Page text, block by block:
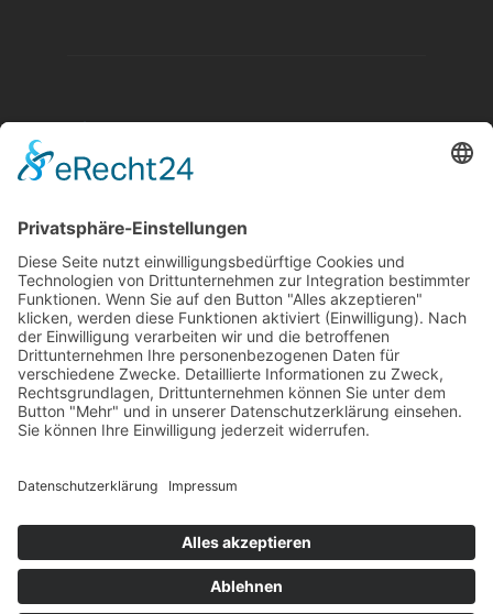
Aktuelle Nachrichten aus dem MKK-Kreis.
Kontaktiere uns:team@mkk-echo.de
JetztBericht einreichen
Folge uns auf SocialMedia